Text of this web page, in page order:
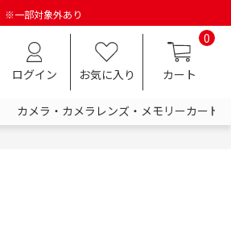
※一部対象外あり
ログイン お気に入り
0
カート
カメラ・カメラレンズ・メモリーカード